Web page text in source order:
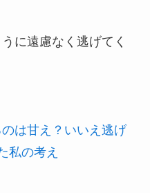
に遠慮なく逃げてく
は甘え？いいえ逃げ
私の考え